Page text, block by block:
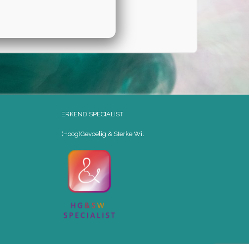
ERKEND SPECIALIST
(Hoog)Gevoelig & Sterke Wil